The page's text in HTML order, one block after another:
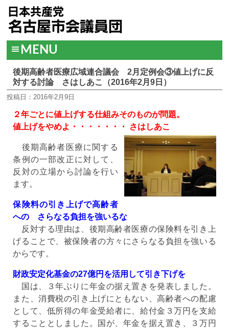
MENU
後期高齢者医療広域連合議会 2月定例会③値上げに反
対する討論 さはしあこ（2016年2月9日）
投稿日：2016年2月9日
２年ごとに値上げする仕組みそのものが問題。
値上げをやめよ・・・・・・・ さはしあこ
後期高齢者医療に関する
条例の一部改正に対して、
反対の立場から討論を行い
ます。
保険料の引き上げで高齢者
への さらなる負担を強いるな
反対する理由は、後期高齢者医療の保険料を引き上
げることで、被保険者の方々にさらなる負担を強いる
からです。
財政安定化基金の27億円を活用して引き下げを
国は、３年ぶりに年金の据え置きを発表しました。
また、消費税の引き上げにともない、高齢者への配慮
として、低所得の年金受給者に、給付金３万円を支給
することとしました。国が、年金を据え置き、３万円